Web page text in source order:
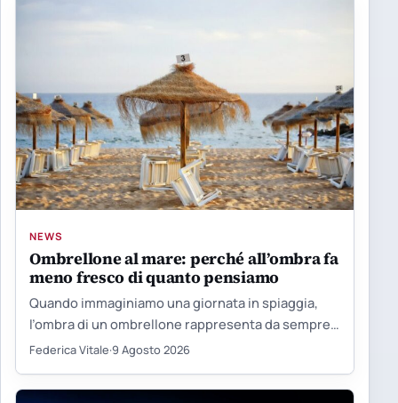
NEWS
Ombrellone al mare: perché all’ombra fa
meno fresco di quanto pensiamo
Quando immaginiamo una giornata in spiaggia,
l’ombra di un ombrellone rappresenta da sempre
il simbolo del refrigerio: un…
Federica Vitale·9 Agosto 2026